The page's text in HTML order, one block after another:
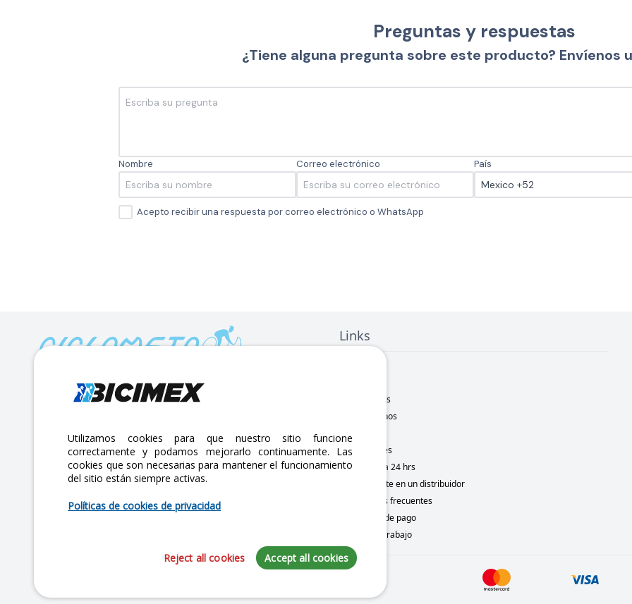
Preguntas y respuestas
¿Tiene alguna pregunta sobre este producto? Envíenos
Nombre Correo electrónico País
Acepto recibir una respuesta por correo electrónico o WhatsApp
Calle Lago Müritz No. 30 Col. Mariano Escobedo,
atencionclientes@bicimex.com
+ 55 9126 9007
Links
Sucursales
Contáctanos
Novedades
Motometa 24 hrs
Conviértete en un distribuidor
Preguntas frecuentes
Métodos de pago
Bolsa de trabajo
Utilizamos cookies para que nuestro sitio funcione
correctamente y podamos mejorarlo continuamente. Las
cookies que son necesarias para mantener el funcionamiento
del sitio están siempre activas.
Políticas de cookies de privacidad
Reject all cookies Accept all cookies